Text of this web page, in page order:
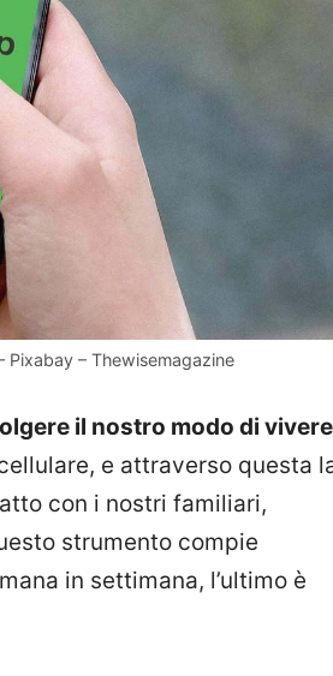
– Thewisemagazine
il nostro modo di
e attraverso questa
con i nostri familiari,
strumento compie
in settimana, l’ultimo è